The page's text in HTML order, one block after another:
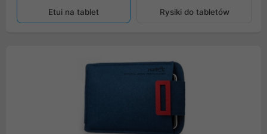
Etui na tablet Rysiki do tabletów